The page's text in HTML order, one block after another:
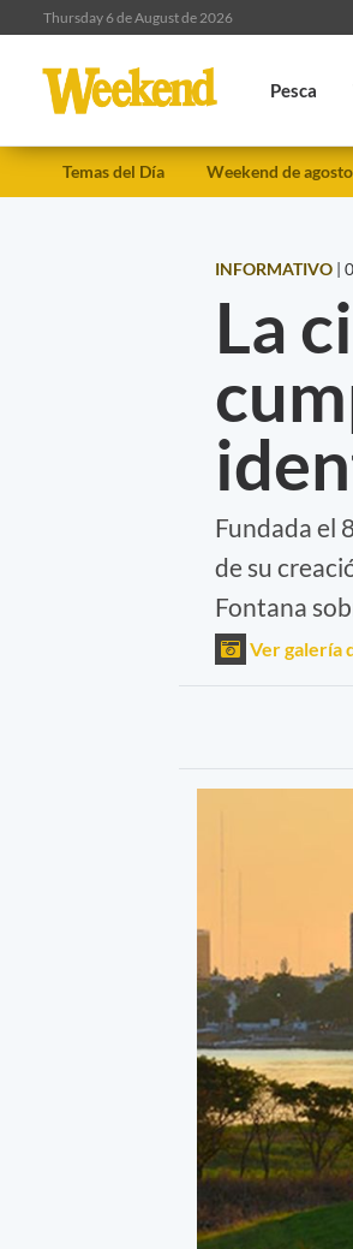
Thursday 6 de August de 2026
Pesca
Temas del Día Weekend de agosto
INFORMATIVO |
La
Fundada el
de su
Fontana
Ver galería